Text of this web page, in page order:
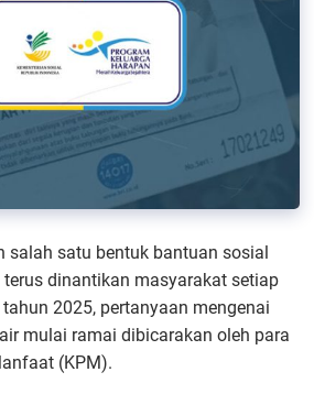
salah satu bentuk bantuan sosial
dinantikan masyarakat setiap
2025, pertanyaan mengenai
mulai ramai dibicarakan oleh para
(KPM).